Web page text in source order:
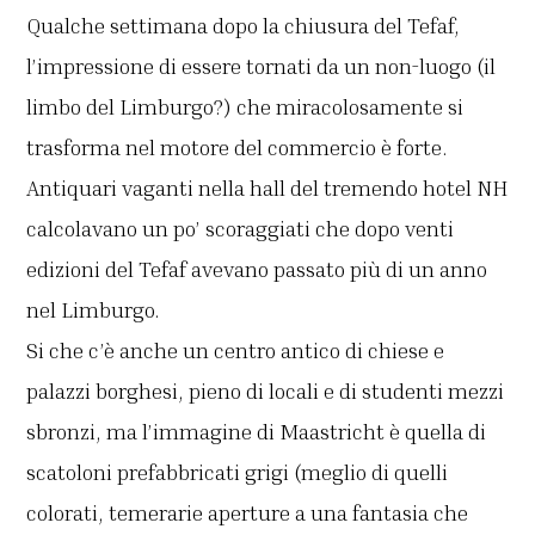
Qualche settimana dopo la chiusura del Tefaf,
l’impressione di essere tornati da un non-luogo (il
limbo del Limburgo?) che miracolosamente si
trasforma nel motore del commercio è forte.
Antiquari vaganti nella hall del tremendo hotel NH
calcolavano un po’ scoraggiati che dopo venti
edizioni del Tefaf avevano passato più di un anno
nel Limburgo.
Si che c’è anche un centro antico di chiese e
palazzi borghesi, pieno di locali e di studenti mezzi
sbronzi, ma l’immagine di Maastricht è quella di
scatoloni prefabbricati grigi (meglio di quelli
colorati, temerarie aperture a una fantasia che